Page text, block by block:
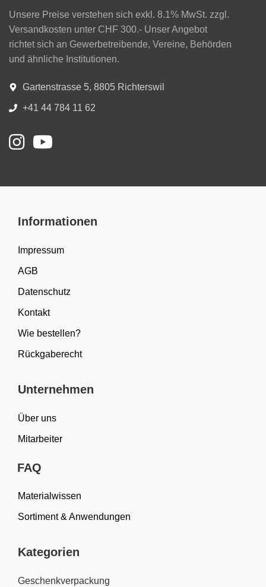
Unsere Preise verstehen sich exkl. 8.1% MwSt. zzgl.
Versandkosten unter CHF 300.- Unser Angebot
richtet sich an Gewerbetreibende, Vereine, Behörden
und ähnliche Institutionen.
Gartenstrasse 5, 8805 Richterswil
+41 44 784 11 62
Informationen
Impressum
AGB
Datenschutz
Kontakt
Wie bestellen?
Rückgaberecht
Unternehmen
Über uns
Mitarbeiter
FAQ
Materialwissen
Sortiment & Anwendungen
Kategorien
Geschenkverpackung